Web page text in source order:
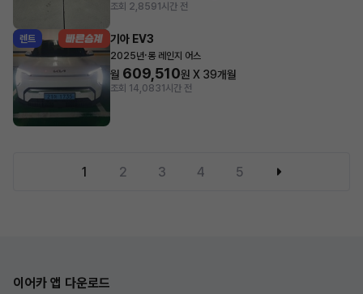
조회 2,8591시간 전
렌트 기아 EV3
2025년·롱 레인지 어스
월 609,510원 X 39개월
조회 14,0831시간 전
1 2 3 4 5
이어카 앱 다운로드